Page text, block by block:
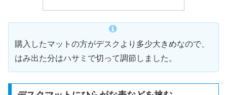
購入したマットの方がデスクより多少大きめなので、
はみ出た分はハサミで切って調節しました。